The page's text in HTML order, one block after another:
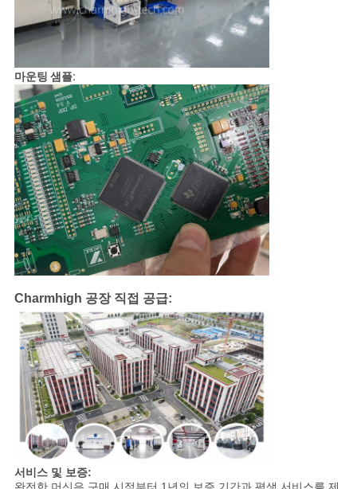
마운팅 샘플:
Charmhigh 공장 직접 공급:
서비스 및 보증:
완전한 머신은 구매 시점부터 1년의 보증 기간과 평생 서비스를 제